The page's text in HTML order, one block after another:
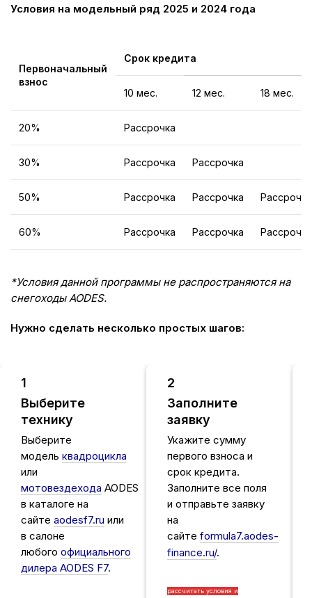
Условия на модельный ряд 2025 и 2024 года
Первоначальный
взнос
Срок кредита
10 мес. 12 мес. 18 мес.
20% Рассрочка
30% Рассрочка Рассрочка
50% Рассрочка Рассрочка Рассрочка
60% Рассрочка Рассрочка Рассрочка
*Условия данной программы не распространяются на
снегоходы AODES.
Нужно сделать несколько простых шагов:
1
Выберите
технику
Выберите
модель квадроцикла
или
мотовездехода AODES
в каталоге на
сайте aodesf7.ru или
в салоне
любого официального
дилера AODES F7.
2
Заполните
заявку
Укажите сумму
первого взноса и
срок кредита.
Заполните все поля
и отправьте заявку
на
сайте formula7.aodes-
finance.ru/.
рассчитать условия и